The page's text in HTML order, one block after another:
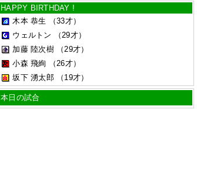
HAPPY BIRTHDAY !
木本 恭生
（33才）
ウェルトン
（29才）
加藤 陸次樹
（29才）
小森 飛絢
（26才）
坂下 湧太郎
（19才）
本日の試合